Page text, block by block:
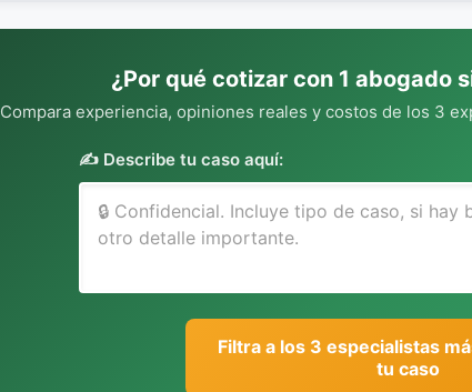
¿Por qué cotizar con 1 abogado
Compara experiencia, opiniones reales y costos de los 3
✍️ Describe tu caso aquí:
Filtra a los 3 especialistas
tu caso